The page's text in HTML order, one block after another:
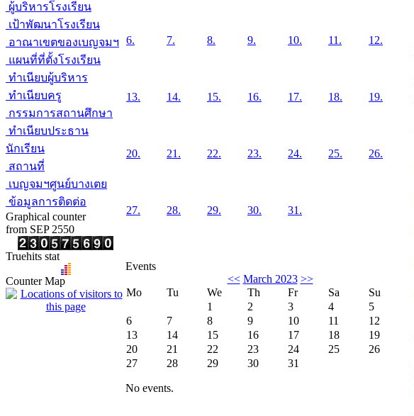
ผู้บริหารโรงเรียน
เป้าพัฒนาโรงเรียน
อาณาเขตของเบญจมฯ
แผนที่ที่ตั้งโรงเรียน
ทำเนียบผู้บริหาร
ทำเนียบครู
กรรมการสถานศึกษา
ทำเนียบประธาน
นักเรียน
สถานที่
เบญจมฯศูนย์บางเตย
ข้อมูลการติดต่อ
Graphical counter
from SEP 2550
Truehits stat
Counter Map
6. 7. 8. 9. 10. 11. 12.
13. 14. 15. 16. 17. 18. 19.
20. 21. 22. 23. 24. 25. 26.
27. 28. 29. 30. 31.
Events
<< March 2023 >>
Mo
Tu We Th Fr Sa
Su
1
2 3 4
5
6
7 8 9 10 11
12
13
14 15 16 17 18
19
20
21 22 23 24 25
26
27
28 29 30 31
No events.